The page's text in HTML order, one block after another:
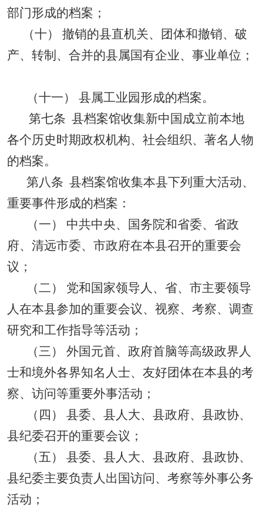
部门形成的档案；
（十）
撤销的县直机关、团体和撤销、破
产、转制、合并的县属国有企业、事业单位；
（十一）
县属工业园形成的档案。
第七条 县档案馆收集新中国成立前本地
各个历史时期政权机构、社会组织、著名人物
的档案。
第八条 县档案馆收集本县下列重大活动、
重要事件形成的档案：
（一） 中共中央、国务院和省委、省政
府、清远市委、市政府在本县召开的重要会
议；
（二） 党和国家领导人、省、市主要领导
人在本县参加的重要会议、视察、考察、调查
研究和工作指导等活动；
（三） 外国元首、政府首脑等高级政界人
士和境外各界知名人士、友好团体在本县的考
察、访问等重要外事活动；
（四） 县委、县人大、县政府、县政协、
县纪委召开的重要会议；
（五） 县委、县人大、县政府、县政协、
县纪委主要负责人出国访问、考察等外事公务
活动；